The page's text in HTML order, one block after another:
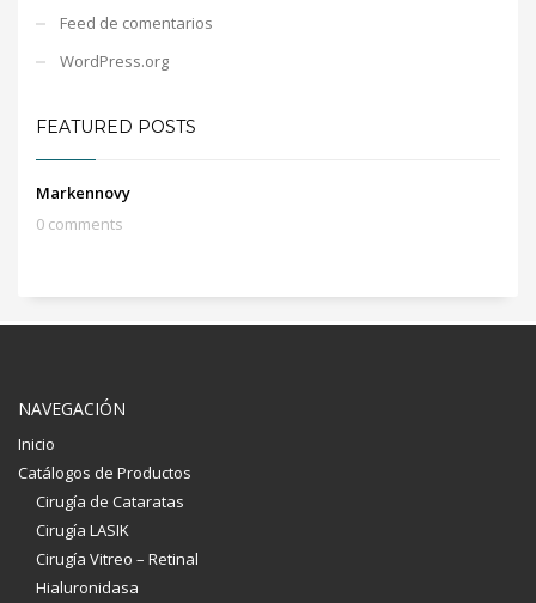
Feed de comentarios
WordPress.org
FEATURED POSTS
Markennovy
0 comments
NAVEGACIÓN
Inicio
Catálogos de Productos
Cirugía de Cataratas
Cirugía LASIK
Cirugía Vitreo – Retinal
Hialuronidasa